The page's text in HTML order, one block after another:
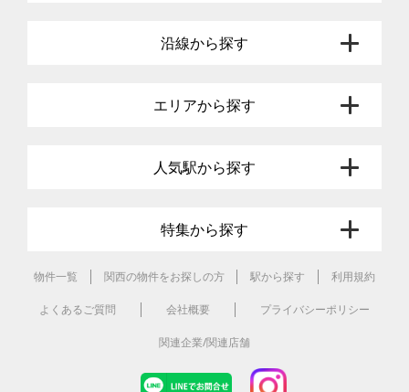
沿線から探す
エリアから探す
人気駅から探す
特集から探す
物件一覧 関西の物件をお探しの方 駅から探す 利用規約
よくあるご質問 会社概要 プライバシーポリシー
関連企業/関連店舗